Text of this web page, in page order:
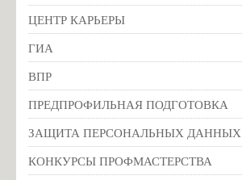
ЦЕНТР КАРЬЕРЫ
ГИА
ВПР
ПРЕДПРОФИЛЬНАЯ ПОДГОТОВКА
ЗАЩИТА ПЕРСОНАЛЬНЫХ ДАННЫХ
КОНКУРСЫ ПРОФМАСТЕРСТВА